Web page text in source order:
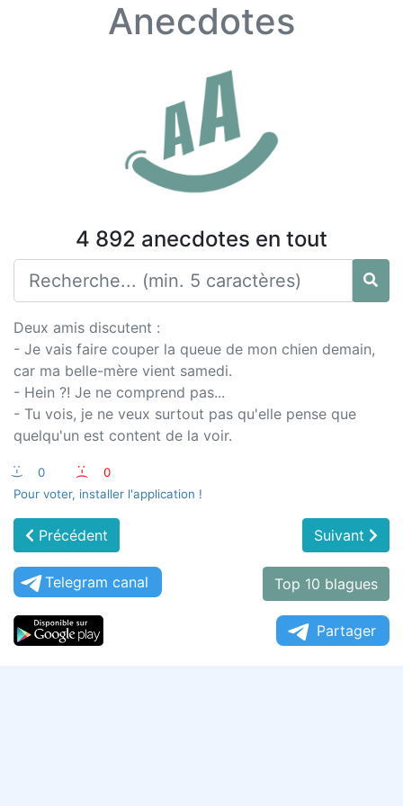
Anecdotes
4 892 anecdotes en tout
Deux amis discutent :
- Je vais faire couper la queue de mon chien demain,
car ma belle-mère vient samedi.
- Hein ?! Je ne comprend pas...
- Tu vois, je ne veux surtout pas qu'elle pense que
quelqu'un est content de la voir.
:-) 0 :-(
0
Pour voter, installer l'application !
Précédent Suivant
Telegram canal Top 10 blagues
Partager